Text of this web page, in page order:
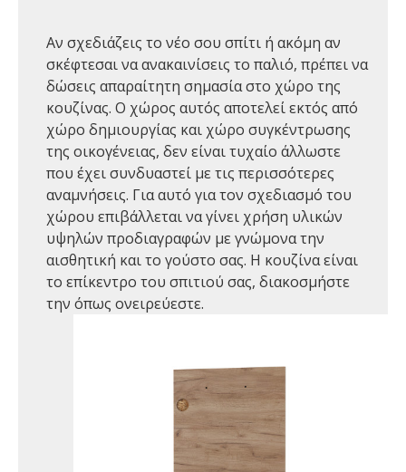
Αν σχεδιάζεις το νέο σου σπίτι ή ακόμη αν
σκέφτεσαι να ανακαινίσεις το παλιό, πρέπει να
δώσεις απαραίτητη σημασία στο χώρο της
κουζίνας. Ο χώρος αυτός αποτελεί εκτός από
χώρο δημιουργίας και χώρο συγκέντρωσης
της οικογένειας, δεν είναι τυχαίο άλλωστε
που έχει συνδυαστεί με τις περισσότερες
αναμνήσεις. Για αυτό για τον σχεδιασμό του
χώρου επιβάλλεται να γίνει χρήση υλικών
υψηλών προδιαγραφών με γνώμονα την
αισθητική και το γούστο σας. Η κουζίνα είναι
το επίκεντρο του σπιτιού σας, διακοσμήστε
την όπως ονειρεύεστε.